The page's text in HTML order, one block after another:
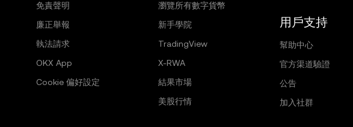
免責聲明
廉正舉報
執法請求
OKX App
Cookie 偏好設定
瀏覽所有數字貨幣
新手學院
TradingView
X-RWA
結果市場
美股行情
用戶支持
幫助中心
官方渠道驗證
公告
加入社群